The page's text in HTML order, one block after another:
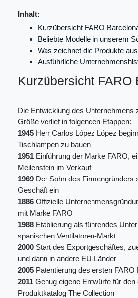
Inhalt:
Kurzübersicht FARO
Beliebte Modelle in unserem
Was zeichnet die Produkte
Ausführliche
Kurzübersicht FARO
Die Entwicklung des Unternehmens
Größe verlief in folgenden Etappen:
1945 Herr Carlos López López
Tischlampen zu bauen
1951 Einführung der Marke FARO,
Meilenstein im Verkauf
1969 Der Sohn des Firmengründers
Geschäft ein
1886 Offizielle
mit Marke FARO
1988 Etablierung als führendes
spanischen Ventilatoren-Markt
2000 Start des Exportgeschäftes,
und dann in andere EU-Länder
2005 Patentierung des ersten FARO
2011 Genug eigene Entwürfe für den
Produktkatalog The Collection